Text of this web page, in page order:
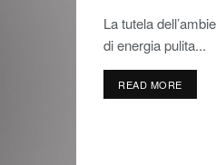
La tutela
di energia pulita...
READ MORE